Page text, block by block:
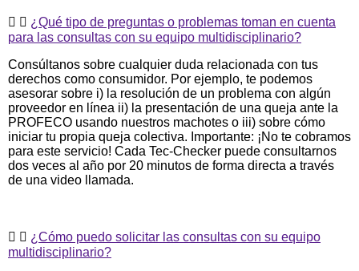
¿Qué tipo de preguntas o problemas toman en cuenta
para las consultas con su equipo multidisciplinario?
Consúltanos sobre cualquier duda relacionada con tus
derechos como consumidor. Por ejemplo, te podemos
asesorar sobre i) la resolución de un problema con algún
proveedor en línea ii) la presentación de una queja ante la
PROFECO usando nuestros machotes o iii) sobre cómo
iniciar tu propia queja colectiva. Importante: ¡No te cobramos
para este servicio! Cada Tec-Checker puede consultarnos
dos veces al año por 20 minutos de forma directa a través
de una video llamada.
¿Cómo puedo solicitar las consultas con su equipo
multidisciplinario?